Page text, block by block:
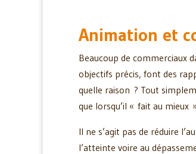
Animation et
Beaucoup de commerciaux
objectifs précis, font des
quelle raison ? Tout
que lorsqu’il « fait au mieux
Il ne s’agit pas de réduire
l’atteinte voire au